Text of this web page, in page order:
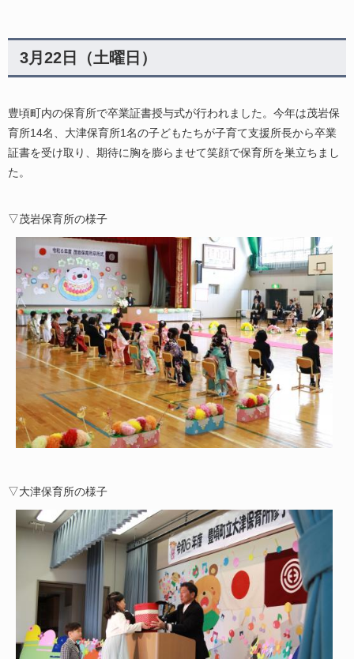
3月22日（土曜日）​
豊頃町内の保育所で卒業証書授与式が行われました。今年は茂岩保
育所14名、大津保育所1名の子どもたちが子育て支援所長から卒業
証書を受け取り、期待に胸を膨らませて笑顔で保育所を巣立ちまし
た。
▽茂岩保育所の様子
▽大津保育所の様子